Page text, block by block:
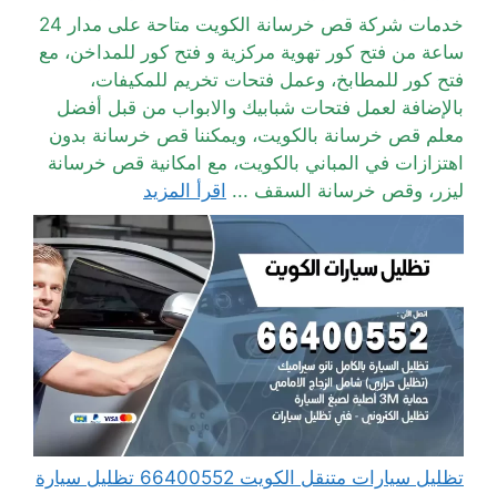
خدمات شركة قص خرسانة الكويت متاحة على مدار 24
ساعة من فتح كور تهوية مركزية و فتح كور للمداخن، مع
فتح كور للمطابخ، وعمل فتحات تخريم للمكيفات،
بالإضافة لعمل فتحات شبابيك والابواب من قبل أفضل
معلم قص خرسانة بالكويت، ويمكننا قص خرسانة بدون
اهتزازات في المباني بالكويت، مع امكانية قص خرسانة
ليزر، وقص خرسانة السقف ... اقرأ المزيد
تظليل سيارات متنقل الكويت 66400552 تظليل سيارة